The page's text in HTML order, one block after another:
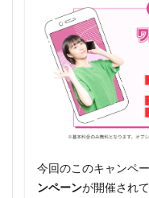
今回のこのキャンペ
ンペーンが開催され